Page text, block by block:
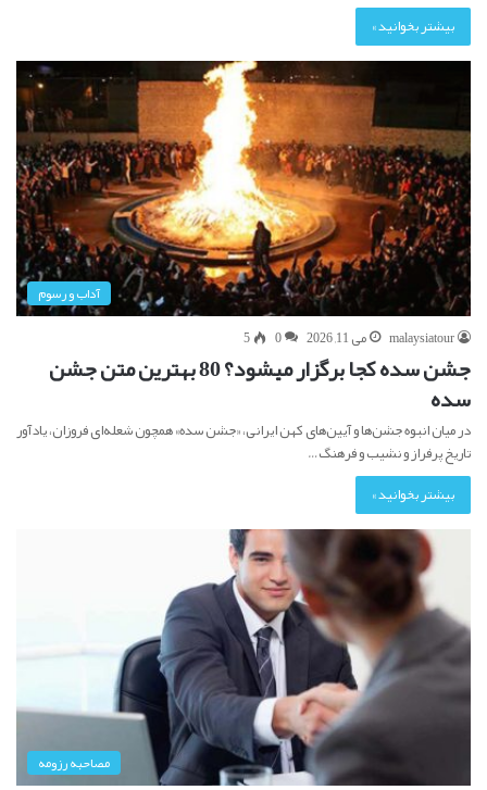
بیشتر بخوانید »
آداب و رسوم
malaysiatour
می 11, 2026 0
5
جشن سده کجا برگزار میشود؟ 80 بهترین متن جشن
سده
در میان انبوه جشن‌ها و آیین‌های کهن ایرانی، «جشن سده» همچون شعله‌ای فروزان، یادآور
تاریخ پرفراز و نشیب و فرهنگ…
بیشتر بخوانید »
مصاحبه رزومه